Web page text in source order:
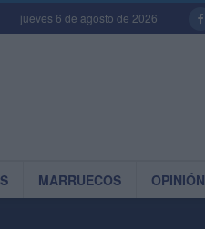
jueves 6 de agosto de 2026
MARRUECOS OPINIÓN